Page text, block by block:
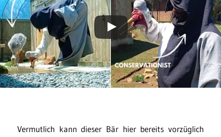
Vermutlich kann dieser Bär hier bereits vorzüglich